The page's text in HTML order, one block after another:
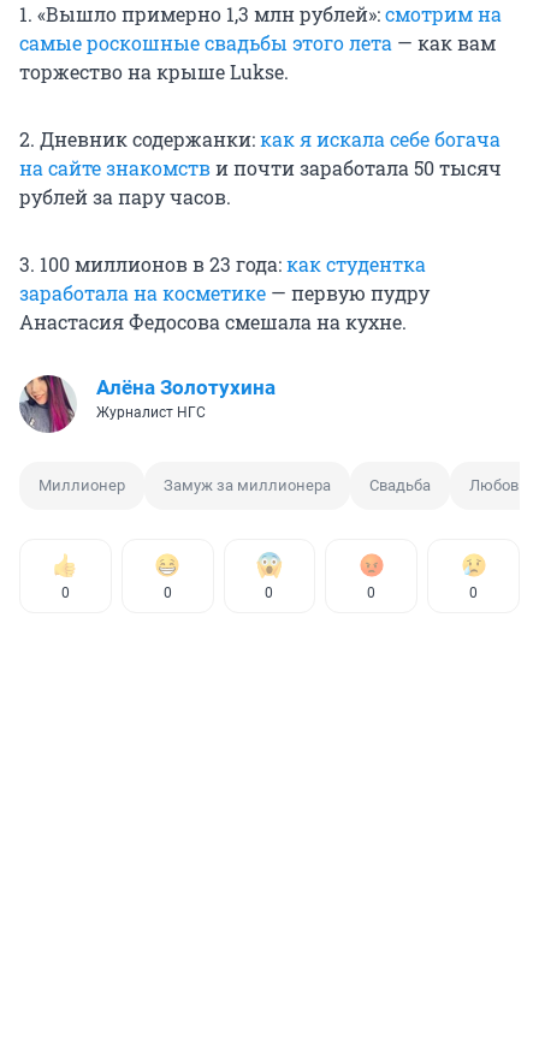
1. «Вышло примерно 1,3 млн рублей»:смотрим на
самые роскошные свадьбы этого лета — как вам
торжество на крыше Lukse.
2. Дневник содержанки:как я искала себе богача
на сайте знакомстви почти заработала 50 тысяч
рублей за пару часов.
3. 100 миллионов в 23 года:как студентка
заработала на косметике — первую пудру
Анастасия Федосова смешала на кухне.
Алёна Золотухина
Журналист НГС
Миллионер Замуж за миллионера Свадьба Любовь
0 0 0 0 0